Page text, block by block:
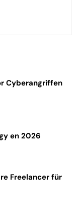
Cyberangriffen
en 2026
Freelancer für